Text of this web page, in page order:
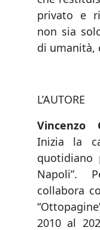
privato e
non sia
di umanità,
L’AUTORE
Vincenzo
Inizia la
quotidiano
Napoli”.
collabora
2010 al